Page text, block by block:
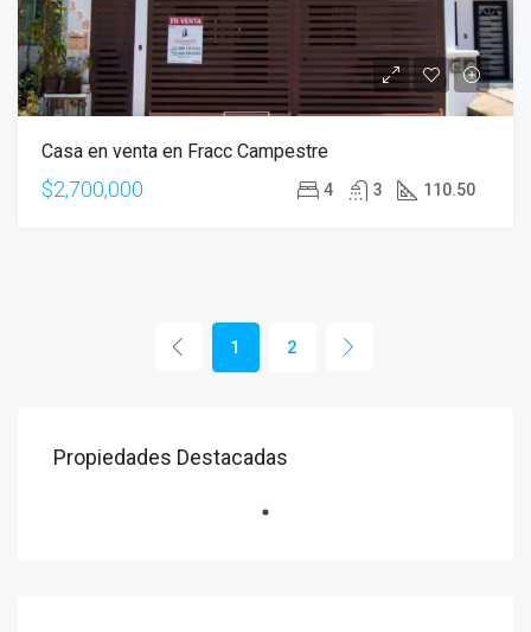
Casa en venta en Fracc Campestre
$2,700,000 4 3 110.50
1 2
Propiedades Destacadas